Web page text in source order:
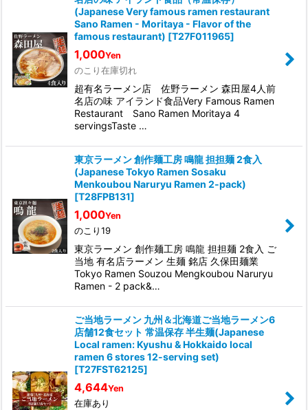
(Japanese Very famous ramen restaurant
Sano Ramen - Moritaya - Flavor of the
famous restaurant) [T27F011965]
1,000Yen
のこり在庫切れ
超有名ラーメン店 佐野ラーメン 森田屋4人前
名店の味 アイランド食品Very Famous Ramen
Restaurant Sano Ramen Moritaya 4
servingsTaste …
東京ラーメン 創作麺工房 鳴龍 担担麺 2食入
(Japanese Tokyo Ramen Sosaku
Menkoubou Naruryu Ramen 2-pack)
[T28FPB131]
1,000Yen
のこり19
東京ラーメン 創作麺工房 鳴龍 担担麺 2食入 ご
当地 有名店ラーメン 生麺 銘店 久保田麺業
Tokyo Ramen Souzou Mengkoubou Naruryu
Ramen - 2 pack&…
ご当地ラーメン 九州＆北海道ご当地ラーメン6
店舗12食セット 常温保存 半生麺(Japanese
Local ramen: Kyushu & Hokkaido local
ramen 6 stores 12-serving set)
[T27FST62125]
4,644Yen
在庫あり